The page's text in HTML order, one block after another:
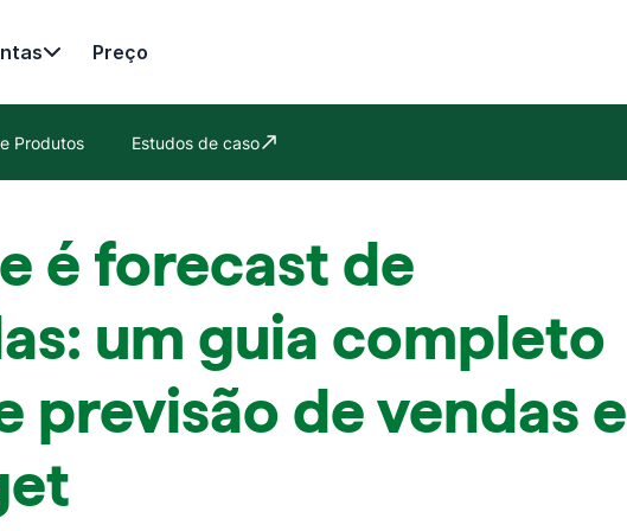
Preço
Produtos Estudos de caso
Abre em uma nova janela
é forecast de
um guia completo
previsão de vendas e